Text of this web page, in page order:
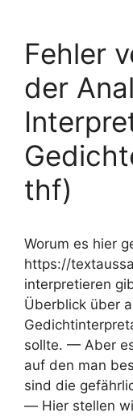
Fehler
der
thf)
Worum es hier
https://
interpretieren
Überblick über
sollte. — Aber
auf den man
sind die
— Hier stellen